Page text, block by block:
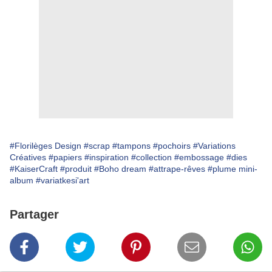
#Florilèges Design #scrap #tampons #pochoirs #Variations
Créatives #papiers #inspiration #collection #embossage #dies
#KaiserCraft #produit #Boho dream #attrape-rêves #plume mini-
album #variatkesi'art
Partager